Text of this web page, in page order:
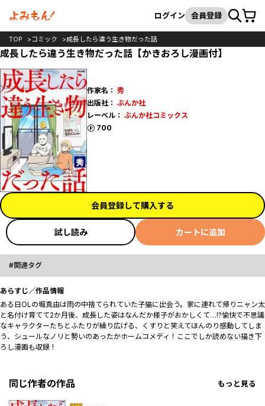
検索
ログイン 会員登録カート
TOP コミック 成長したら違う生き物だった話
成長したら違う生き物だった話【かきおろし漫画付】
作家名： 秀
出版社： ぶんか社
レーベル： ぶんか社コミックス
700
ポイント
会員登録して購入する
試し読み カートに追加
関連タグ
あらすじ／作品情報
ある日OLの堀真由は雨の中捨てられていた子猫に出会う。家に連れて帰りニャン太
と名付け育てて2か月後、成長した姿はなんだか様子がおかしくて…!?愉快で不思議
なキャラクターたちとふたりが繰り広げる、くすりと笑えてほんのり感動してしま
う、シュールなノリと勢いのあったかホームコメディ！ここでしか読めない描き下
ろし漫画も収録！
同じ作者の作品 もっと見る